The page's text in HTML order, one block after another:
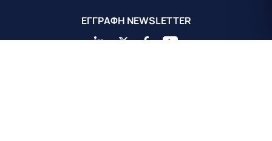
EΓΓΡΑΦΗ ΝEWSLETTER